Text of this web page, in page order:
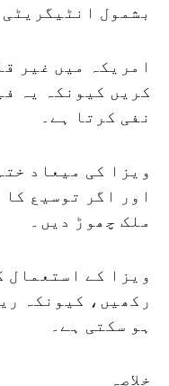
بشمول انٹیگریٹی
امریکہ میں غیر
کریں کیونکہ یہ
نفی کرتا ہے۔
ویزا کی میعاد
اور اگر توسیع
ملک چھوڑ دیں۔
ویزا کے استعمال
رکھیں، کیونکہ
ہو سکتی ہے۔
خلاصہ